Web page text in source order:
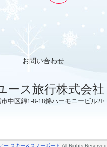
お問い合わせ
ース旅行株式会社
中区錦1-8-18錦ハーモニービル2F
ー スキー＆スノーボード All Rights Reserved.